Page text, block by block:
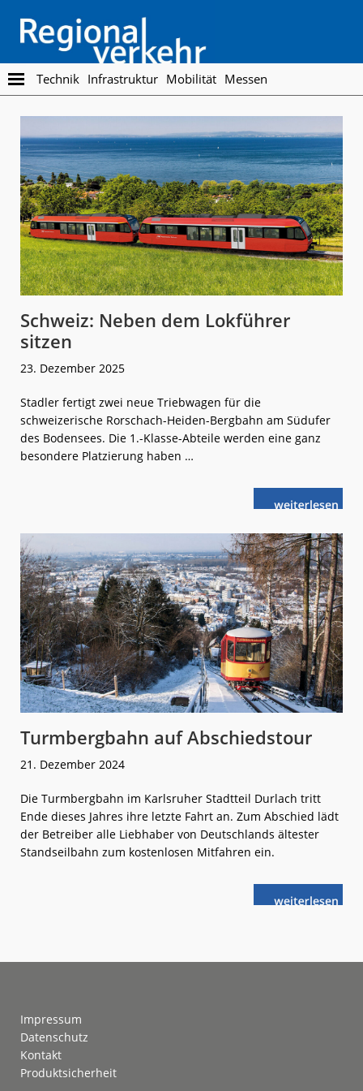
main
content
footer
Regionalverkehr
Die
Fachzeitschrift
Öffentlichen
Personennahverkehr
Technik Infrastruktur Mobilität Messen
Schweiz: Neben dem Lokführer
sitzen
23. Dezember 2025
Stadler fertigt zwei neue Triebwagen für die
schweizerische Rorschach-Heiden-Bergbahn am Südufer
des Bodensees. Die 1.-Klasse-Abteile werden eine ganz
besondere Platzierung haben …
weiterlese
nSchweiz:
Lokführer
sitzen
Turmbergbahn auf Abschiedstour
21. Dezember 2024
Die Turmbergbahn im Karlsruher Stadtteil Durlach tritt
Ende dieses Jahres ihre letzte Fahrt an. Zum Abschied lädt
der Betreiber alle Liebhaber von Deutschlands ältester
Standseilbahn zum kostenlosen Mitfahren ein.
weiterlese
n
Impressum
Datenschutz
Kontakt
Produktsicherheit